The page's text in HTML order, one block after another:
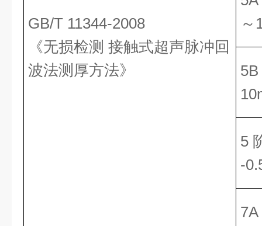
GB/T 11344-2008
《无损检测 接触式超声脉冲回
波法测厚方法》
～
5
-